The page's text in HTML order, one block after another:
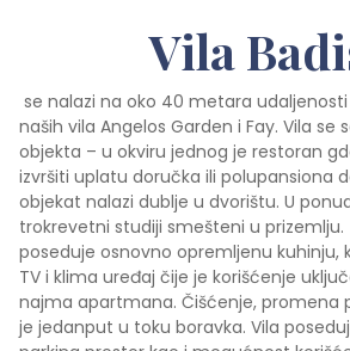
Vila
se nalazi na oko 40 metara udaljenosti
naših vila Angelos Garden i Fay. Vila se
objekta – u okviru jednog je restoran
izvršiti uplatu doručka ili polupansiona
objekat nalazi dublje u dvorištu. U
trokrevetni studiji smešteni u prizemlju.
poseduje osnovno opremljenu kuhinju,
TV i klima uređaj čije je korišćenje
najma apartmana. Čišćenje, promena
je jedanput u toku boravka. Vila